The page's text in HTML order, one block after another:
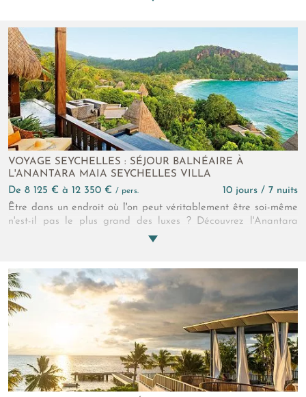
VOYAGE SEYCHELLES : SÉJOUR BALNÉAIRE À
L'ANANTARA MAIA SEYCHELLES VILLA
de 8 125 € à 12 350 € / pers.
10 jours / 7 nuits
Être dans un endroit où l'on peut véritablement être soi-même
n'est-il pas le plus grand des luxes ? Découvrez l'Anantara
Maia Seychelles, cet hôtel exceptionnel qui trône dignement
de paix et laisser le monde derrière vous.